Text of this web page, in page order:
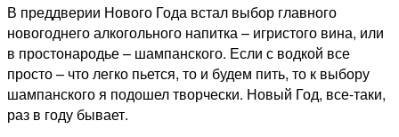
В преддверии Нового Года встал выбор главного
новогоднего алкогольного напитка – игристого вина, или
в простонародье – шампанского. Если с водкой все
просто – что легко пьется, то и будем пить, то к выбору
шампанского я подошел творчески. Новый Год, все-таки,
раз в году бывает.